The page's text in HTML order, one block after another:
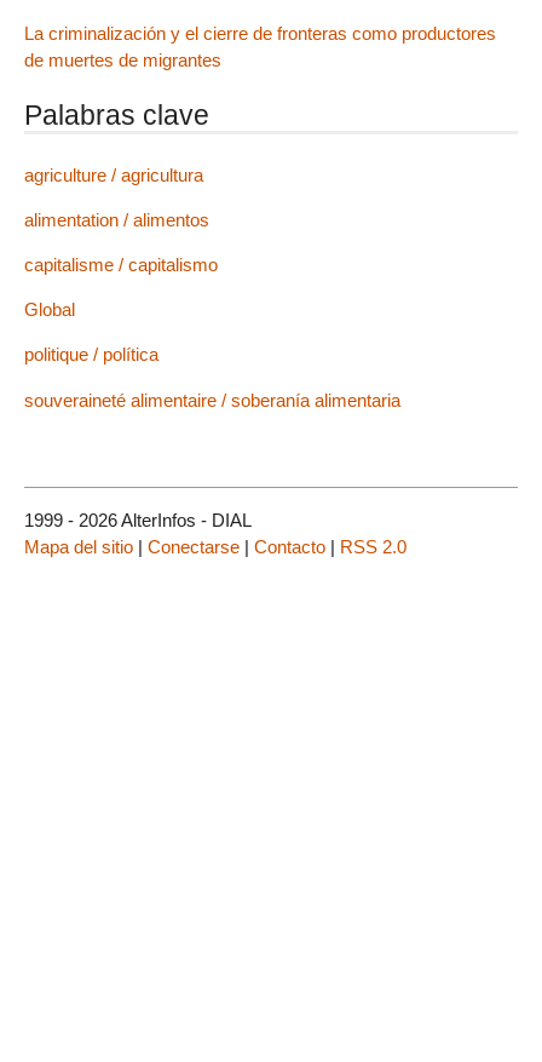
La criminalización y el cierre de fronteras como productores
de muertes de migrantes
Palabras clave
agriculture / agricultura
alimentation / alimentos
capitalisme / capitalismo
Global
politique / política
souveraineté alimentaire / soberanía alimentaria
1999 - 2026 AlterInfos - DIAL
Mapa del sitio | Conectarse | Contacto | RSS 2.0